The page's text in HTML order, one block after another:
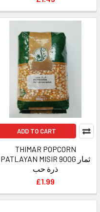
ADD TO CART
THIMAR POPCORN
PATLAYAN MISIR 900G ثمار
ذرة حب
£1.99